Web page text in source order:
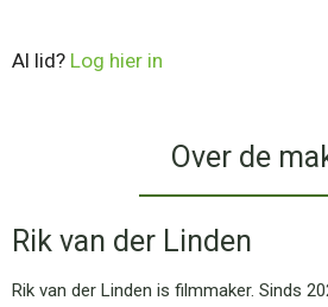
Al lid? Log hier in
Over de
Rik van der Linden
Rik van der Linden is filmmaker. Sinds